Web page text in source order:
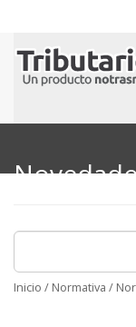
Inicio / Normativa /